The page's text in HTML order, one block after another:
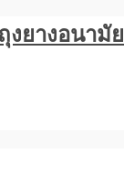
ยางอนามัย